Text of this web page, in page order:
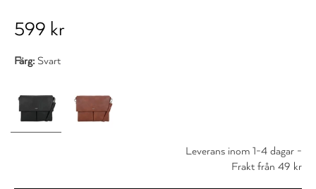
599 kr
Färg: Svart
Leverans inom 1-4 dagar -
Frakt från 49 kr